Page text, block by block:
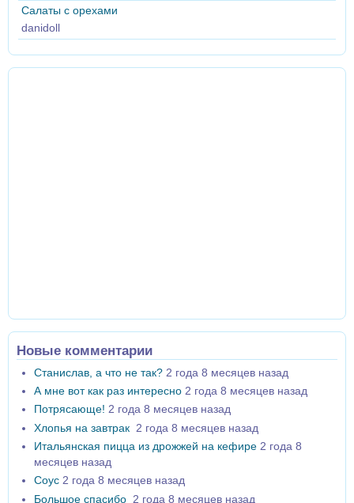
Салаты с орехами
danidoll
Новые комментарии
Станислав, а что не так? 2 года 8 месяцев назад
А мне вот как раз интересно 2 года 8 месяцев назад
Потрясающе! 2 года 8 месяцев назад
Хлопья на завтрак 2 года 8 месяцев назад
Итальянская пицца из дрожжей на кефире 2 года 8
месяцев назад
Соус 2 года 8 месяцев назад
Большое спасибо 2 года 8 месяцев назад